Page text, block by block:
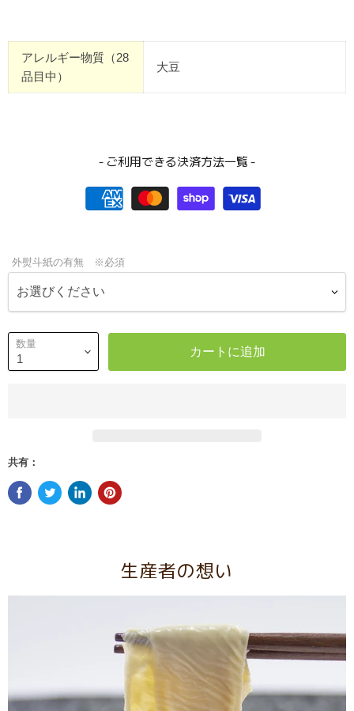
アレルギー物質（28
品目中）
大豆
- ご利用できる決済方法一覧 -
外熨斗紙の有無 ※必須
数量 カートに追加
共有：
生産者の想い